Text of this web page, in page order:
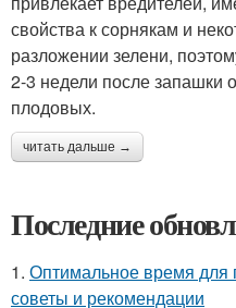
свойства к сорнякам и
разложении зелени,
2-3 недели после запашки
плодовых.
читать дальше →
Последние
1. Оптимальное время для
советы и рекомендации